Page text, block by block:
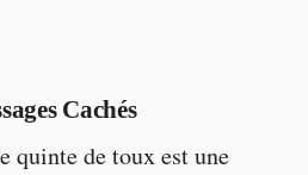
Cachés
quinte de toux est une